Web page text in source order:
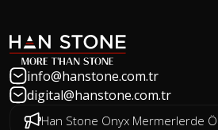
info@hanstone.com.tr
digital@hanstone.com.tr
Han Stone Onyx Mermerlerde